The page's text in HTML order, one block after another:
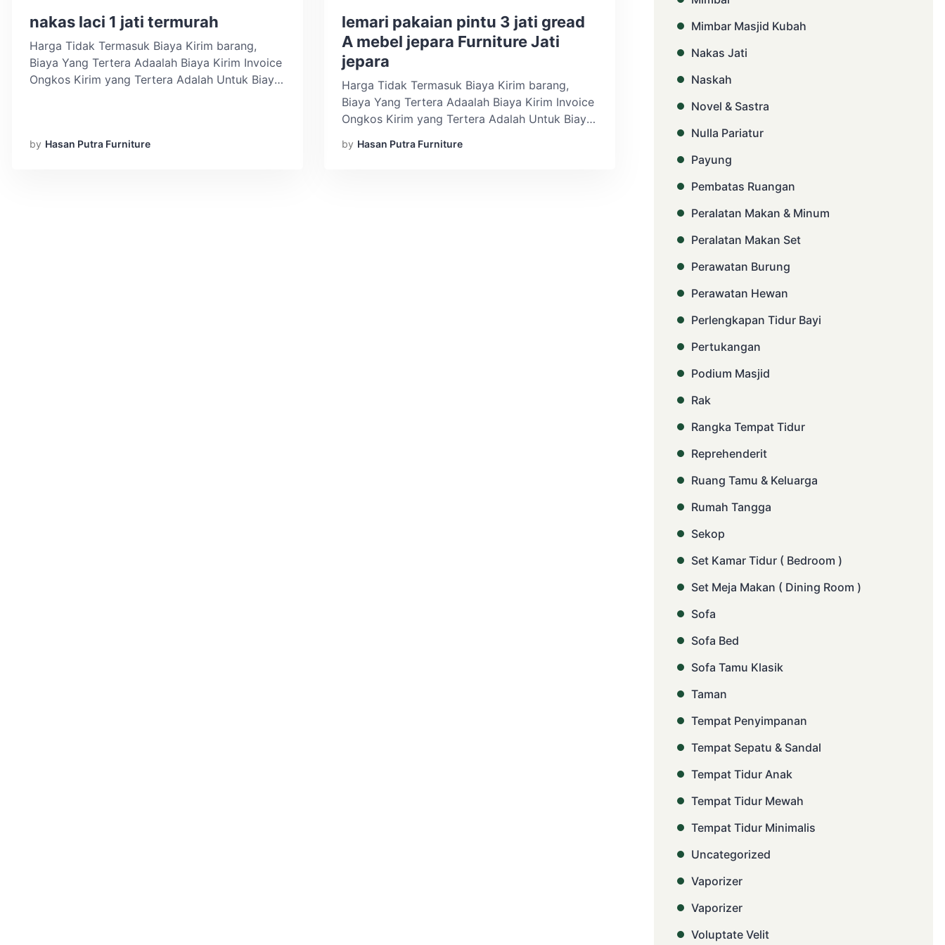
nakas laci 1 jati termurah
Harga Tidak Termasuk Biaya Kirim barang,
Biaya Yang Tertera Adaalah Biaya Kirim Invoice
Ongkos Kirim yang Tertera Adalah Untuk Biaya
rumah kamu. Kadang bisa lebih cepat Notes :
by Hasan Putra Furniture
lemari pakaian pintu 3 jati gread
A mebel jepara Furniture Jati
jepara
Harga Tidak Termasuk Biaya Kirim barang,
Biaya Yang Tertera Adaalah Biaya Kirim Invoice
Ongkos Kirim yang Tertera Adalah Untuk Biaya
Dengan Keinginan Anda Sistem pemesanan :
by Hasan Putra Furniture
Mimbar Masjid Kubah
Nakas Jati
Naskah
Novel & Sastra
Nulla Pariatur
Payung
Pembatas Ruangan
Peralatan Makan & Minum
Peralatan Makan Set
Perawatan Burung
Perawatan Hewan
Perlengkapan Tidur Bayi
Pertukangan
Podium Masjid
Rak
Rangka Tempat Tidur
Reprehenderit
Ruang Tamu & Keluarga
Rumah Tangga
Sekop
Set Kamar Tidur ( Bedroom )
Set Meja Makan ( Dining Room )
Sofa
Sofa Bed
Sofa Tamu Klasik
Taman
Tempat Penyimpanan
Tempat Sepatu & Sandal
Tempat Tidur Anak
Tempat Tidur Mewah
Tempat Tidur Minimalis
Uncategorized
Vaporizer
Vaporizer
Voluptate Velit